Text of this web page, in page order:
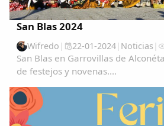
San Blas 2024
Wifredo | 22-01-2024| Noticias |
San Blas en Garrovillas de
de festejos y novenas....